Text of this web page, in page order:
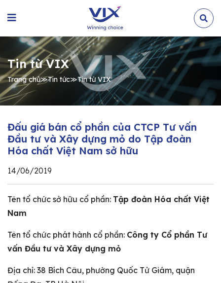
Tin từ VIX
Trang chủ≫Tin tức≫Tin từ VIX
Đấu giá bán cổ phần của CTCP Tư vấn
Đầu tư và Xây dựng mỏ do Tập đoàn
Hóa chất Việt Nam sở hữu
14/06/2019
Tên tổ chức sở hữu cổ phần: Tập đoàn Hóa chất Việt
Nam
Tên tổ chức phát hành cổ phần: Công ty Cổ phần Tư
vấn Đầu tư và Xây dựng mỏ
Địa chỉ: 38 Bích Câu, phường Quốc Tử Giám, quận